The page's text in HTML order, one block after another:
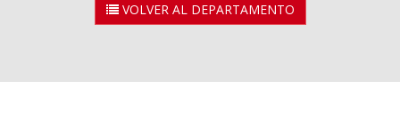
VOLVER AL DEPARTAMENTO